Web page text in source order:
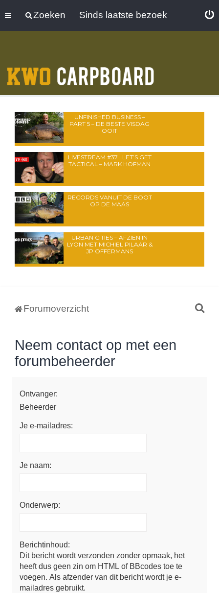
Zoeken Sinds laatste bezoek
UNFINISHED BUSINESS –
PART 5 – DE BESTE VISDAG
OOIT
LIVESTREAM #37 | LET’S GET
TACTICAL – MARK HOFMAN
RECORDS VANUIT DE BOOT
OP DE MAAS
URBAN CITIES – AFZIEN IN
LYON MET MICHIEL PILAAR &
JP OFFERMANS
Forumoverzicht
Neem contact op met een
forumbeheerder
Ontvanger:
Beheerder
Je e-mailadres:
Je naam:
Onderwerp:
Berichtinhoud:
Dit bericht wordt verzonden zonder opmaak, het
heeft dus geen zin om HTML of BBcodes toe te
voegen. Als afzender van dit bericht wordt je e-
mailadres gebruikt.